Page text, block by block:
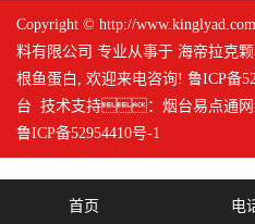
Copyright © http://
料有限公司 专业从事于 海帝拉克
根鱼蛋白
, 欢迎来电咨询! 鲁ICP备
台 技术支持： 烟台易点通
鲁ICP备52954410号-1
首页 电